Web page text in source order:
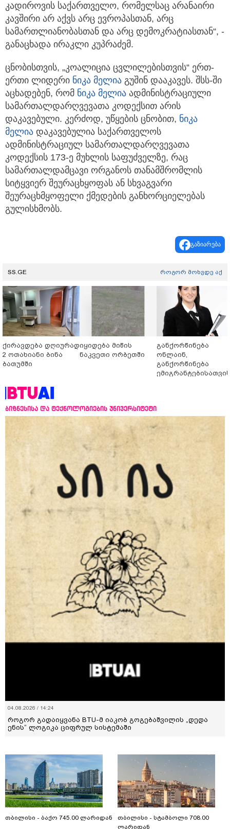
კადიროვის საქართველო, რომელსაც არანაირი
კავშირი არ აქვს არც ევროპასთან, არც
სამართლიანობასთან და არც დემოკრატიასთან“, -
განაცხადა ირაკლი კუპრაძემ.
ცნობისთვის, „კოალიცია ცვლილებისთვის“ ერთ-
ერთი ლიდერი ნიკა მელია გუშინ დააკავეს. შსს-ში
აცხადებენ, რომ ნიკა მელია ადმინისტრაციული
სამართალდარღვევათა კოდექსით არის
დაკავებული. კერძოდ, უწყების ცნობით, ნიკა
მელია დაკავებულია საქართველოს
ადმინისტრაციულ სამართალდარღვევათა
კოდექსის 173-ე მუხლის საფუძველზე, რაც
სამართალდამცავი ორგანოს თანამშრომლის
სიტყვიერ შეურაცხყოფას ან სხვაგვარი
შეურაცხმყოფელი ქმედების განხორციელებას
გულისხმობს.
გაზიარება
SS.GE როგორ მოხვდე აქ
ქირავდება დღიურად
2 ოთახიანი ბინა
ბათუმში
იყიდება მიწის
ნაკვეთი ორბეთში
განქორწინება
ონლაინ,
განქორწინება
ემიგრანტებისათვის
ბიზნესისა და ტექნოლოგიების უნივერსიტეტი
04.08.2026 / 14:24
როგორ გადაიყვანა BTU-მ იაკობ გოგებაშვილის „დედა
ენის“ ლოგიკა ციფრულ სისტემაში
თბილისი - ბაქო 745.00 ლარიდან
თბილისი - სტამბოლი 708.00
ლარიდან